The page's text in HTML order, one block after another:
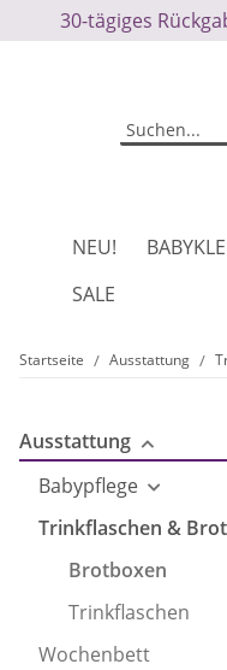
30-tägiges
NEU!
SALE
Startseite Ausstattung
Ausstattung
Babypflege
Trinkflaschen &
Brotboxen
Trinkflaschen
Wochenbett